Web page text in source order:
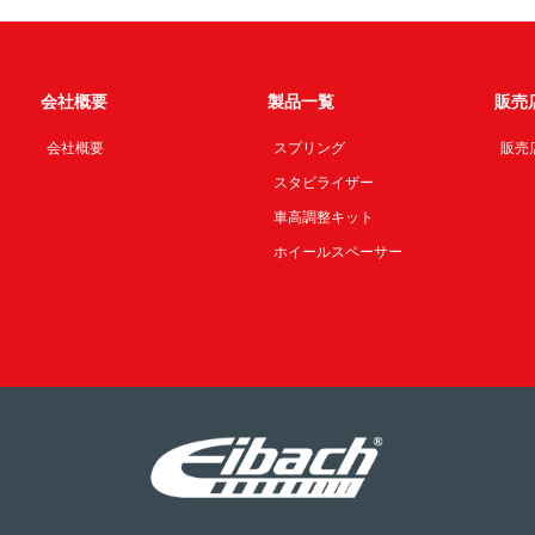
会社概要
会社概要
製品一覧
スプリング
スタビライザー
車高調整キット
ホイールスペーサー
販売
販売